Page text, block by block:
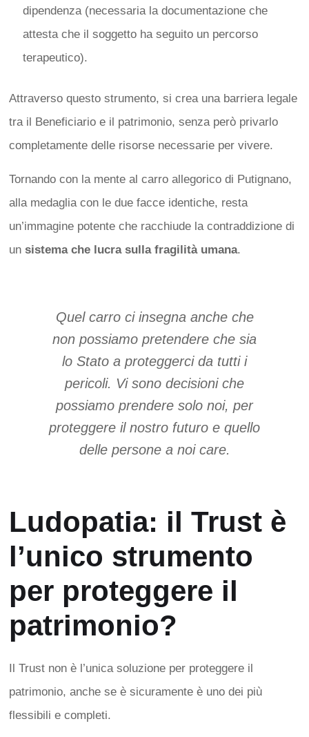
dipendenza (necessaria la documentazione che
attesta che il soggetto ha seguito un percorso
terapeutico).
Attraverso questo strumento, si crea una barriera legale
tra il Beneficiario e il patrimonio, senza però privarlo
completamente delle risorse necessarie per vivere.
Tornando con la mente al carro allegorico di Putignano,
alla medaglia con le due facce identiche, resta
un’immagine potente che racchiude la contraddizione di
un sistema che lucra sulla fragilità umana.
Quel carro ci insegna anche che
non possiamo pretendere che sia
lo Stato a proteggerci da tutti i
pericoli. Vi sono decisioni che
possiamo prendere solo noi, per
proteggere il nostro futuro e quello
delle persone a noi care.
Ludopatia: il Trust è
l’unico strumento
per proteggere il
patrimonio?
Il Trust non è l’unica soluzione per proteggere il
patrimonio, anche se è sicuramente è uno dei più
flessibili e completi.